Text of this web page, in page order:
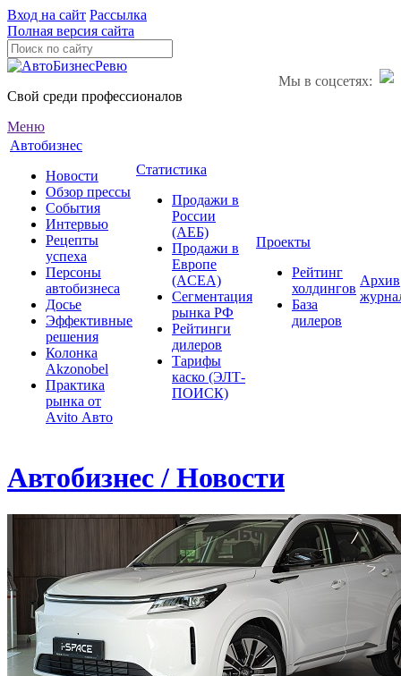
Вход на сайт Рассылка
Полная версия сайта
Мы в соцсетях:
Свой среди профессионалов
Меню
Автобизнес
Новости
Обзор прессы
События
Интервью
Рецепты
успеха
Персоны
автобизнеса
Досье
Эффективные
решения
Колонка
Akzonobel
Практика
рынка от
Аvito Авто
Статистика
Продажи в
России
(АЕБ)
Продажи в
Европе
(ACEA)
Сегментация
рынка РФ
Рейтинги
дилеров
Тарифы
каско (ЭЛТ-
ПОИСК)
Проекты
Рейтинг
холдингов
База
дилеров
Архив
Автобизнес / Новости